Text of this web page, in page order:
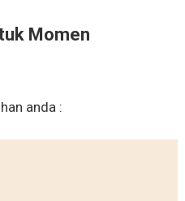
Momen
anda :